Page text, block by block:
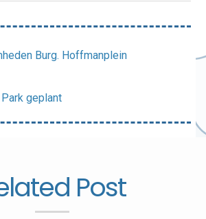
Burg. Hoffmanplein
geplant
Post